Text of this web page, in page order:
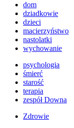
dom
dziadkowie
dzieci
macierzyństwo
nastolatki
wychowanie
psychologia
śmierć
starość
terapia
zespół Downa
Zdrowie